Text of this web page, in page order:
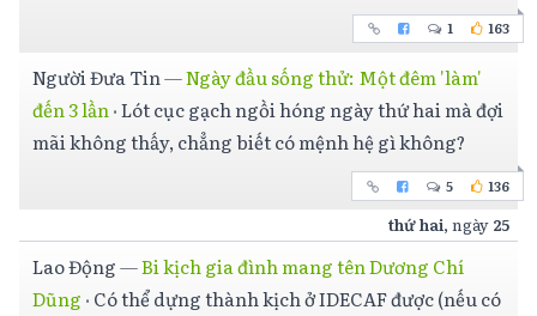
1 163
Người Đưa Tin—Ngày đầu sống thử: Một đêm 'làm'
đến 3 lần·Lót cục gạch ngồi hóng ngày thứ hai mà đợi
mãi không thấy, chẳng biết có mệnh hệ gì không?
5 136
thứ hai, ngày 25
Lao Động—Bi kịch gia đình mang tên Dương Chí
Dũng · Có thể dựng thành kịch ở IDECAF được (nếu có